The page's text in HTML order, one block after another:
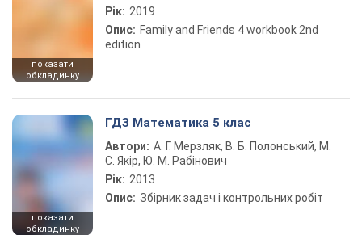
показати
обкладинку
Рік: 2019
Опис: Family and Friends 4 workbook 2nd
edition
показати
обкладинку
ГДЗ Математика 5 клас
Автори: А. Г. Мерзляк, В. Б. Полонський, М.
С. Якір, Ю. М. Рабінович
Рік: 2013
Опис: Збірник задач і контрольних робіт